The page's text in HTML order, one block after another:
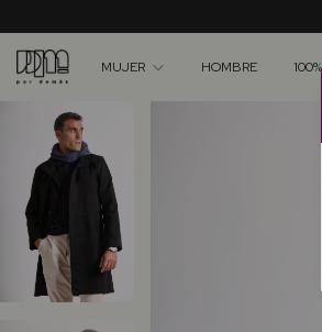
12 CUOTAS
MUJER HOMBRE